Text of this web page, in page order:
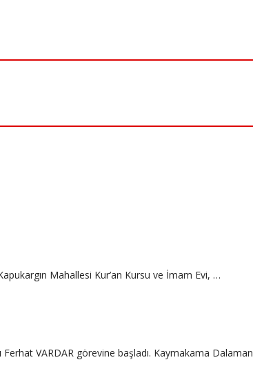
Mahallesi Kur’an Kursu ve İmam Evi, …
VARDAR görevine başladı. Kaymakama